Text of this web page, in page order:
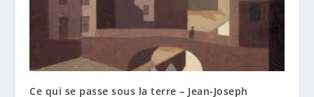
Ce qui se passe sous la terre – Jean-Joseph